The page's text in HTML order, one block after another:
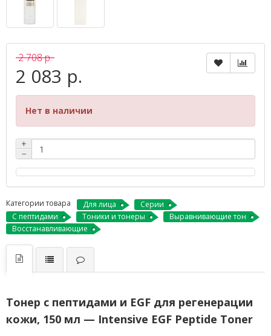
2 708 р.
2 083 р.
Нет в наличии
+
−
Категории товара Для лица
Серии
С пептидами
Тоники и тонеры
Выравнивающие тон
Восстанавливающие
Тонер с пептидами и EGF для регенерации
кожи, 150 мл — Intensive EGF Peptide Toner